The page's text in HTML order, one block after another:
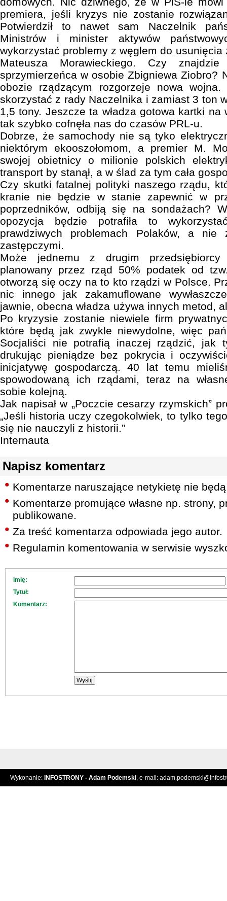
premiera, jeśli kryzys nie zostanie
Potwierdził to nawet sam Naczelnik
Ministrów i minister aktywów
wykorzystać problemy z węglem do
Mateusza Morawieckiego. Czy
sprzymierzeńca w osobie Zbigniewa Ziobro?
obozie rządzącym rozgorzeje nowa
skorzystać z rady Naczelnika i zamiast 3 ton
1,5 tony. Jeszcze ta władza gotowa kartki na
tak szybko cofnęła nas do czasów PRL-u.
Dobrze, że samochody nie są tyko
niektórym ekooszołomom, a premier M.
swojej obietnicy o milionie polskich
transport by stanął, a w ślad za tym cała
Czy skutki fatalnej polityki naszego rządu,
kranie nie będzie w stanie zapewnić w
poprzedników, odbiją się na sondażach?
opozycja będzie potrafiła to
prawdziwych problemach Polaków, a nie
zastępczymi.
Może jednemu z drugim
planowany przez rząd 50% podatek od
otworzą się oczy na to kto rządzi w Polsce.
nic innego jak zakamuflowane
jawnie, obecna władza używa innych metod,
Po kryzysie zostanie niewiele firm
które będą jak zwykle niewydolne, więc
Socjaliści nie potrafią inaczej rządzić, jak
drukując pieniądze bez pokrycia i
inicjatywę gospodarczą. 40 lat temu
spowodowaną ich rządami, teraz na
sobie kolejną.
Jak napisał w „Poczcie cesarzy rzymskich”
„Jeśli historia uczy czegokolwiek, to tylko
się nie nauczyli z historii.”
Internauta
Napisz komentarz
Komentarze naruszające netykietę nie
Komentarze promujące własne np. strony,
publikowane.
Za treść komentarza odpowiada jego autor.
Regulamin komentowania w serwisie
Imię:
Tytuł:
Komentarz:
Wykonanie: INFOSTRONY - Adam Podemski, e-mail: